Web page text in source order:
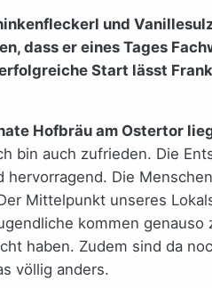
und
dass er eines Tages
Start lässt
Hofbräu am Ostertor
bin auch zufrieden. Die
hervorragend. Die
Mittelpunkt unseres
kommen
haben. Zudem sind da
völlig anders.